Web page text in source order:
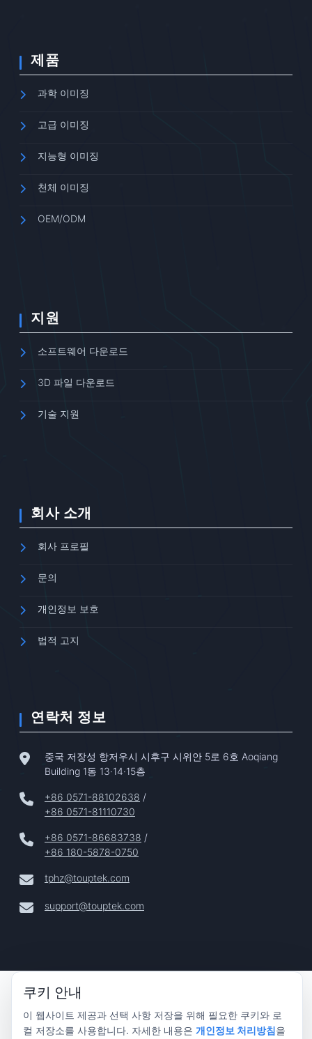
제품
과학 이미징
고급 이미징
지능형 이미징
천체 이미징
OEM/ODM
지원
소프트웨어 다운로드
3D 파일 다운로드
기술 지원
회사 소개
회사 프로필
문의
개인정보 보호
법적 고지
연락처 정보
중국 저장성 항저우시 시후구 시위안 5로 6호 Aoqiang
Building 1동 13·14·15층
+86 0571-88102638 /
+86 0571-81110730
+86 0571-86683738 /
+86 180-5878-0750
tphz@touptek.com
support@touptek.com
Copyright © 2024–2026 Hangzhou ToupTek Photonics Co.,
개인정보 보호
쿠키 안내
이 웹사이트 제공과 선택 사항 저장을 위해 필요한 쿠키와 로
컬 저장소를 사용합니다. 자세한 내용은 개인정보 처리방침을